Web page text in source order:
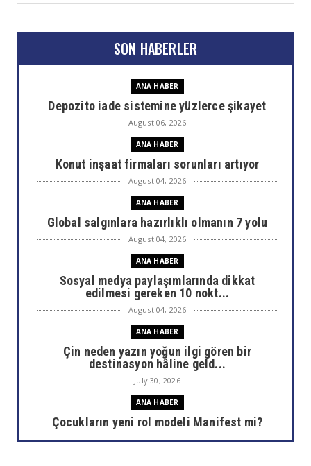
SON HABERLER
ANA HABER
Depozito iade sistemine yüzlerce şikayet
August 06, 2026
ANA HABER
Konut inşaat firmaları sorunları artıyor
August 04, 2026
ANA HABER
Global salgınlara hazırlıklı olmanın 7 yolu
August 04, 2026
ANA HABER
Sosyal medya paylaşımlarında dikkat
edilmesi gereken 10 nokt...
August 04, 2026
ANA HABER
Çin neden yazın yoğun ilgi gören bir
destinasyon hâline geld...
July 30, 2026
ANA HABER
Çocukların yeni rol modeli Manifest mi?
July 30, 2026